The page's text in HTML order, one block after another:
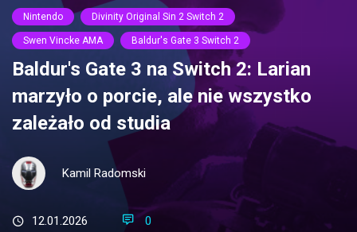
Nintendo Divinity Original Sin 2 Switch 2
Swen Vincke AMA Baldur's Gate 3 Switch 2
Baldur's Gate 3 na Switch 2: Larian
marzyło o porcie, ale nie wszystko
zależało od studia
Kamil Radomski
12.01.2026 0